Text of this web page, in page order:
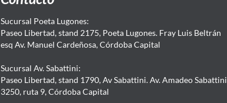
Sucursal Poeta Lugones:
Paseo Libertad, stand 2175, Poeta Lugones. Fray Luis Beltrán
esq Av. Manuel Cardeñosa, Córdoba Capital
Sucursal Av. Sabattini:
Paseo Libertad, stand 1790, Av Sabattini. Av. Amadeo Sabattini
3250, ruta 9, Córdoba Capital